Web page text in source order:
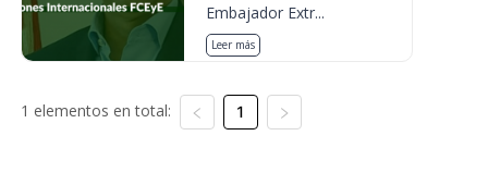
Embajador Extr...
Leer más
1 elementos en total: 1